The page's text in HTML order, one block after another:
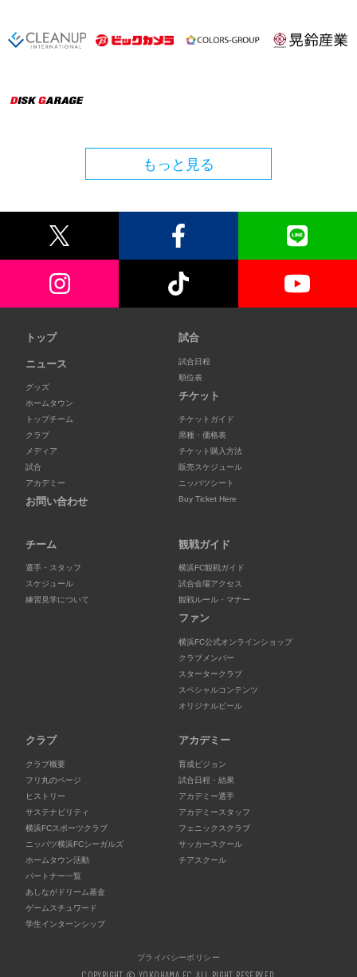
もっと見る
トップ
ニュース
グッズ
ホームタウン
トップチーム
クラブ
メディア
試合
アカデミー
お問い合わせ
試合
試合日程
順位表
チケット
チケットガイド
席種・価格表
チケット購入方法
販売スケジュール
ニッパツシート
Buy Ticket Here
チーム
選手・スタッフ
スケジュール
練習見学について
観戦ガイド
横浜FC観戦ガイド
試合会場アクセス
観戦ルール・マナー
ファン
横浜FC公式オンラインショップ
クラブメンバー
スタータークラブ
スペシャルコンテンツ
オリジナルビール
クラブ
クラブ概要
フリ丸のページ
ヒストリー
サステナビリティ
横浜FCスポーツクラブ
ニッパツ横浜FCシーガルズ
ホームタウン活動
パートナー一覧
あしながドリーム基金
ゲームスチュワード
学生インターンシップ
アカデミー
育成ビジョン
試合日程・結果
アカデミー選手
アカデミースタッフ
フェニックスクラブ
サッカースクール
チアスクール
プライバシーポリシー